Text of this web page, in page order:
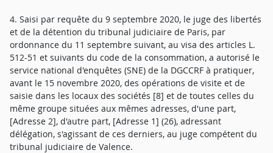
4. Saisi par requête du 9 septembre 2020, le juge des libertés
et de la détention du tribunal judiciaire de Paris, par
ordonnance du 11 septembre suivant, au visa des articles L.
512-51 et suivants du code de la consommation, a autorisé le
service national d'enquêtes (SNE) de la DGCCRF à pratiquer,
avant le 15 novembre 2020, des opérations de visite et de
saisie dans les locaux des sociétés [8] et de toutes celles du
même groupe situées aux mêmes adresses, d'une part,
[Adresse 2], d'autre part, [Adresse 1] (26), adressant
délégation, s'agissant de ces derniers, au juge compétent du
tribunal judiciaire de Valence.